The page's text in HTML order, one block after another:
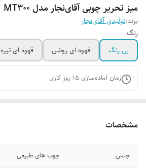
میز تحریر چوبی آقای‌نجار مدل MT300
برند:تولیدی آقای‌نجار
رنگ
بی رنگ
قهوه ای روشن قهوه ای تیره
زمان آماده‌سازی 15 روز کاری
مشخصات
جنس چوب های طبیعی